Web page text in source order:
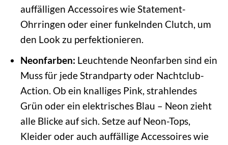
auffälligen Accessoires wie Statement-
Ohrringen oder einer funkelnden Clutch, um
den Look zu perfektionieren.
Neonfarben: Leuchtende Neonfarben sind ein
Muss für jede Strandparty oder Nachtclub-
Action. Ob ein knalliges Pink, strahlendes
Grün oder ein elektrisches Blau – Neon zieht
alle Blicke auf sich. Setze auf Neon-Tops,
Kleider oder auch auffällige Accessoires wie